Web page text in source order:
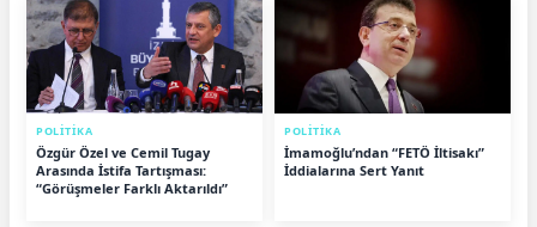
POLİTİKA
Özgür Özel ve Cemil Tugay
Arasında İstifa Tartışması:
“Görüşmeler Farklı Aktarıldı”
POLİTİKA
İmamoğlu’ndan “FETÖ İltisakı”
İddialarına Sert Yanıt